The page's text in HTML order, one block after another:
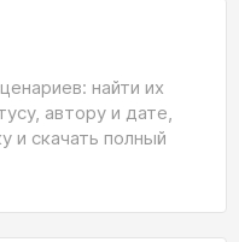
найти их
автору и дате,
и скачать полный